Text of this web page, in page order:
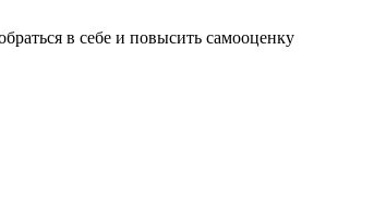
в себе и повысить самооценку